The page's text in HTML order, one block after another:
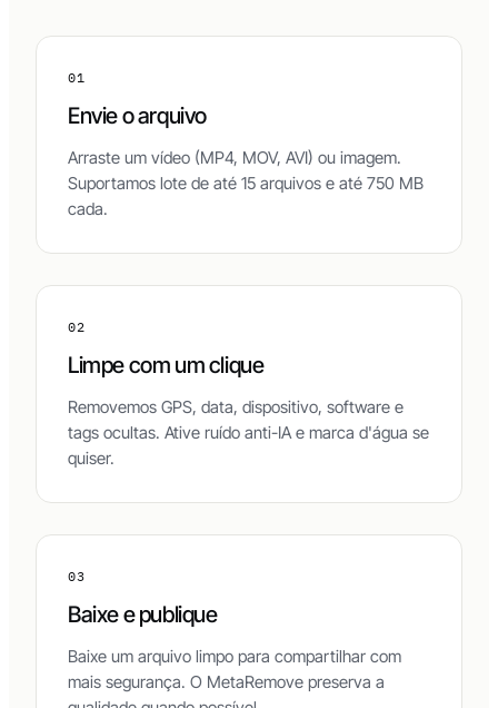
01
Envie o arquivo
Arraste um vídeo (MP4, MOV, AVI) ou imagem.
cada.
02
Limpe com um clique
Removemos GPS, data, dispositivo, software e
tags ocultas. Ative ruído anti-IA e marca d'água se
quiser.
03
Baixe e publique
Baixe um arquivo limpo para compartilhar com